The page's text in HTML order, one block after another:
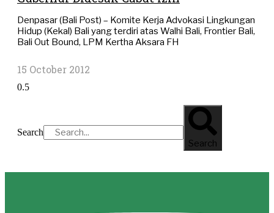
Denpasar (Bali Post) – Komite Kerja Advokasi Lingkungan
Hidup (Kekal) Bali yang terdiri atas Walhi Bali, Frontier Bali,
Bali Out Bound, LPM Kertha Aksara FH
15 October 2012
Search
Search